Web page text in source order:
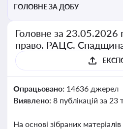
ГОЛОВНЕ ЗА ДОБУ
Головне за 23.05.2026
право. РАЦС.
Опрацьовано: 14636 джерел
Виявлено: 8 публікацій за 23
На основі зібраних